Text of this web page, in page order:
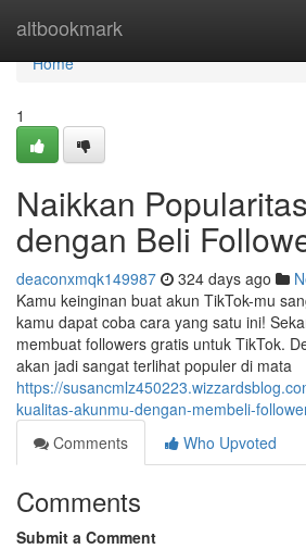
altbookmark
Home
Home
1
Naikkan
dengan Beli
deaconxmqk149987 324 days ago
Kamu keinginan buat akun TikTok-mu
kamu dapat coba cara yang satu ini!
membuat followers gratis untuk TikTok.
akan jadi sangat terlihat populer di mata
https://
kualitas-akunmu-dengan-membeli-
Comments
Who Upvoted
Comments
Submit a Comment